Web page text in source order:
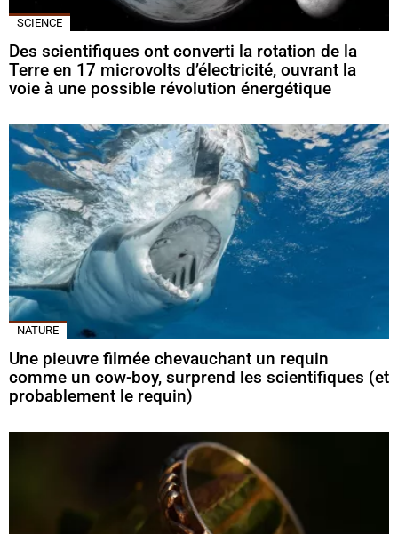
SCIENCE
Des scientifiques ont converti la rotation de la
Terre en 17 microvolts d’électricité, ouvrant la
voie à une possible révolution énergétique
NATURE
Une pieuvre filmée chevauchant un requin
comme un cow-boy, surprend les scientifiques (et
probablement le requin)